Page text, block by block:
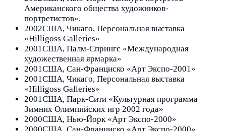
Американского общества художников-
портретистов».
2002США, Чикаго, Персональная выставка
«Hilligoss Galleries»
2001США, Палм-Спрингс «Международная
художественная ярмарка»
2001США, Сан-Франциско «Арт Экспо-2001»
2001США, Чикаго, Персональная выставка
«Hilligoss Galleries»
2001США, Парк-Сити «Культурная программа
Зимних Олимпийских игр 2002 года»
2000США, Нью-Йорк «Арт Экспо-2000»